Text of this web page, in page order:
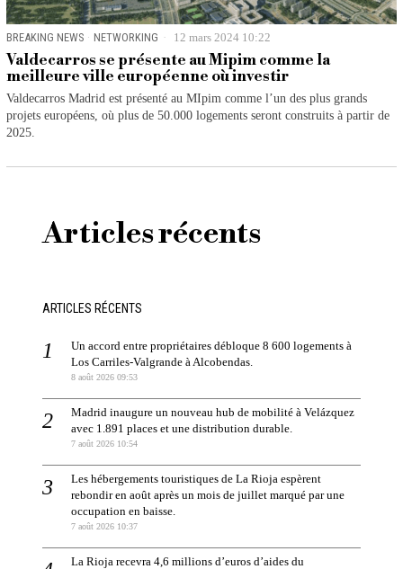
BREAKING NEWS · NETWORKING 12 mars 2024 10:22
Valdecarros se présente au Mipim comme la
meilleure ville européenne où investir
Valdecarros Madrid est présenté au MIpim comme l’un des plus grands
projets européens, où plus de 50.000 logements seront construits à partir de
2025.
Articles récents
ARTICLES RÉCENTS
Un accord entre propriétaires débloque 8 600 logements à
Los Carriles-Valgrande à Alcobendas.
8 août 2026 09:53
Madrid inaugure un nouveau hub de mobilité à Velázquez
avec 1.891 places et une distribution durable.
7 août 2026 10:54
Les hébergements touristiques de La Rioja espèrent
rebondir en août après un mois de juillet marqué par une
occupation en baisse.
7 août 2026 10:37
La Rioja recevra 4,6 millions d’euros d’aides du